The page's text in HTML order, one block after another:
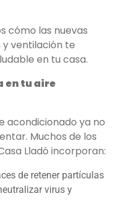
cómo las nuevas
ventilación te
en tu casa.
en tu aire
acondicionado ya no
Muchos de los
Lladó incorporan:
de retener partículas
virus y